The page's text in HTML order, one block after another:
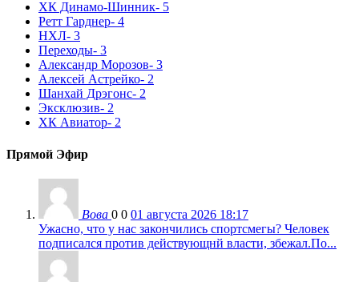
ХК Динамо-Шинник- 5
Ретт Гарднер- 4
НХЛ- 3
Переходы- 3
Александр Морозов- 3
Алексей Астрейко- 2
Шанхай Дрэгонс- 2
Эксклюзив- 2
ХК Авиатор- 2
Прямой Эфир
Вова 0 0 01 августа 2026 18:17
Ужасно, что у нас закончились спортсмегы? Человек
подписался против действующнй власти, збежал.По...